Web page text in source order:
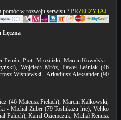
pomóc w rozwoju serwisu ? PRZECZYTAJ
Łęczna
Petrán, Piotr Mroziński, Marcin Kowalski -
Wojciech Mróz, Paweł Leśniak (46
Wiśniewski - Arkadiusz Aleksander (90
(46 Mateusz Pielach), Marcin Kalkowski,
- Michał Zuber (79 Toshikazu Irie), Veljko
Paluch), Kamil Oziemczuk, Michał Renusz